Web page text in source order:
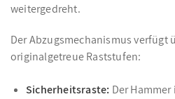
weitergedreht.
Der Abzugsmechanismus verfügt
originalgetreue Raststufen:
Sicherheitsraste: Der